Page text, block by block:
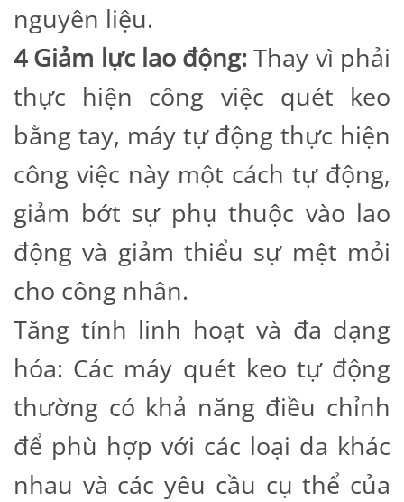
nguyên liệu.
4 Giảm lực lao động:Thay vì phải
thực hiện công việc quét keo
bằng tay, máy tự động thực hiện
công việc này một cách tự động,
giảm bớt sự phụ thuộc vào lao
động và giảm thiểu sự mệt mỏi
cho công nhân.
Tăng tính linh hoạt và đa dạng
hóa: Các máy quét keo tự động
thường có khả năng điều chỉnh
để phù hợp với các loại da khác
nhau và các yêu cầu cụ thể của